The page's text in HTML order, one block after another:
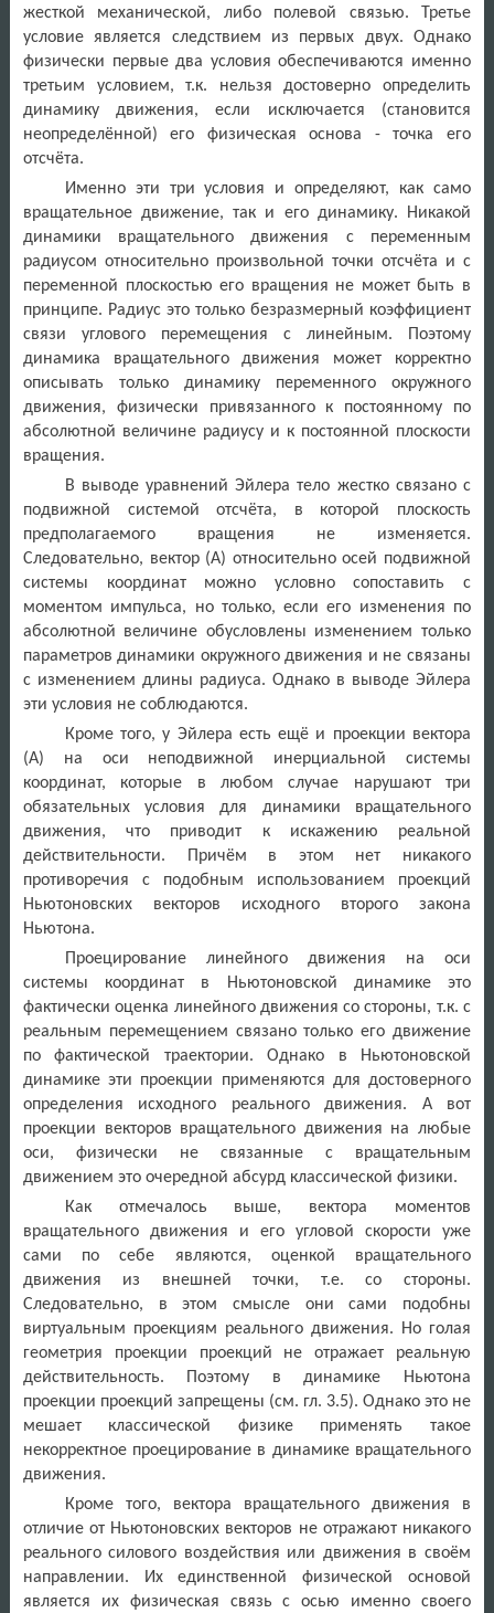
жесткой механической, либо полевой связью. Третье
условие является следствием из первых двух. Однако
физически первые два условия обеспечиваются именно
третьим условием, т.к. нельзя достоверно определить
динамику движения, если исключается (становится
неопределённой) его физическая основа - точка его
отсчёта.
Именно эти три условия и определяют, как само
вращательное движение, так и его динамику. Никакой
динамики вращательного движения с переменным
радиусом относительно произвольной точки отсчёта и с
переменной плоскостью его вращения не может быть в
принципе. Радиус это только безразмерный коэффициент
связи углового перемещения с линейным. Поэтому
динамика вращательного движения может корректно
описывать только динамику переменного окружного
движения, физически привязанного к постоянному по
абсолютной величине радиусу и к постоянной плоскости
вращения.
В выводе уравнений Эйлера тело жестко связано с
подвижной системой отсчёта, в которой плоскость
предполагаемого вращения не изменяется.
Следовательно, вектор (А) относительно осей подвижной
системы координат можно условно сопоставить с
моментом импульса, но только, если его изменения по
абсолютной величине обусловлены изменением только
параметров динамики окружного движения и не связаны
с изменением длины радиуса. Однако в выводе Эйлера
эти условия не соблюдаются.
Кроме того, у Эйлера есть ещё и проекции вектора
(А) на оси неподвижной инерциальной системы
координат, которые в любом случае нарушают три
обязательных условия для динамики вращательного
движения, что приводит к искажению реальной
действительности. Причём в этом нет никакого
противоречия с подобным использованием проекций
Ньютоновских векторов исходного второго закона
Ньютона.
Проецирование линейного движения на оси
системы координат в Ньютоновской динамике это
фактически оценка линейного движения со стороны, т.к. с
реальным перемещением связано только его движение
по фактической траектории. Однако в Ньютоновской
динамике эти проекции применяются для достоверного
определения исходного реального движения. А вот
проекции векторов вращательного движения на любые
оси, физически не связанные с вращательным
движением это очередной абсурд классической физики.
Как отмечалось выше, вектора моментов
вращательного движения и его угловой скорости уже
сами по себе являются, оценкой вращательного
движения из внешней точки, т.е. со стороны.
Следовательно, в этом смысле они сами подобны
виртуальным проекциям реального движения. Но голая
геометрия проекции проекций не отражает реальную
действительность. Поэтому в динамике Ньютона
проекции проекций запрещены (см. гл. 3.5). Однако это не
мешает классической физике применять такое
некорректное проецирование в динамике вращательного
движения.
Кроме того, вектора вращательного движения в
отличие от Ньютоновских векторов не отражают никакого
реального силового воздействия или движения в своём
направлении. Их единственной физической основой
является их физическая связь с осью именно своего